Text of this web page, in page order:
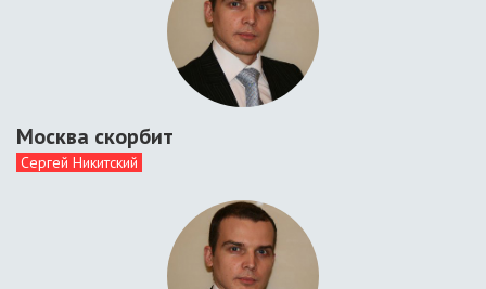
Москва скорбит
Сергей Никитский